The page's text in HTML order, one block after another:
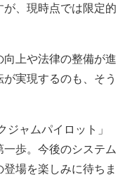
、現時点では限定的
上や法律の整備が進
実現するのも、そう
ャムパイロット」
歩。今後のシステム
場を楽しみに待ちま